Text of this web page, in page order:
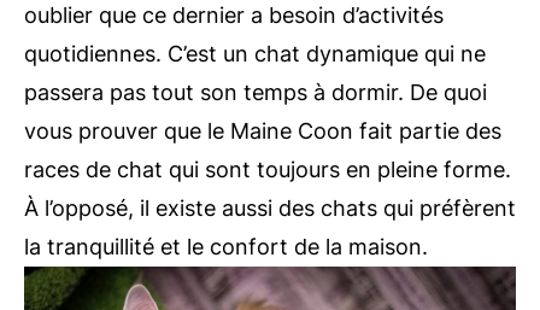
oublier que ce dernier a besoin d’activités
quotidiennes. C’est un chat dynamique qui ne
passera pas tout son temps à dormir. De quoi
vous prouver que le Maine Coon fait partie des
races de chat qui sont toujours en pleine forme.
À l’opposé, il existe aussi des chats qui préfèrent
la tranquillité et le confort de la maison.